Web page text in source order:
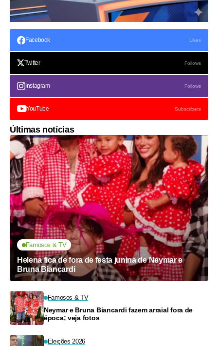
Facebook Likes
Twitter Follows
Instagram Follows
YouTube Subscribers
Últimas notícias
Famosos & TV
Helena fica de fora de festa junina de Neymar e
Bruna Biancardi
Famosos & TV
Neymar e Bruna Biancardi fazem arraial fora de
época; veja fotos
Eleições 2026